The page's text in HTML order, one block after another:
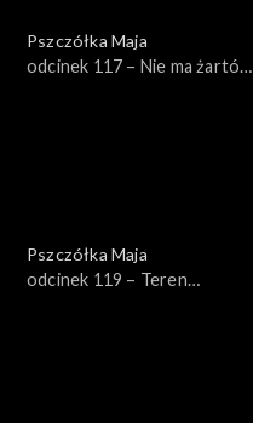
Pszczółka Maja
odcinek 117 – Nie ma żartów
Pszczółka Maja
odcinek 119 – Teren